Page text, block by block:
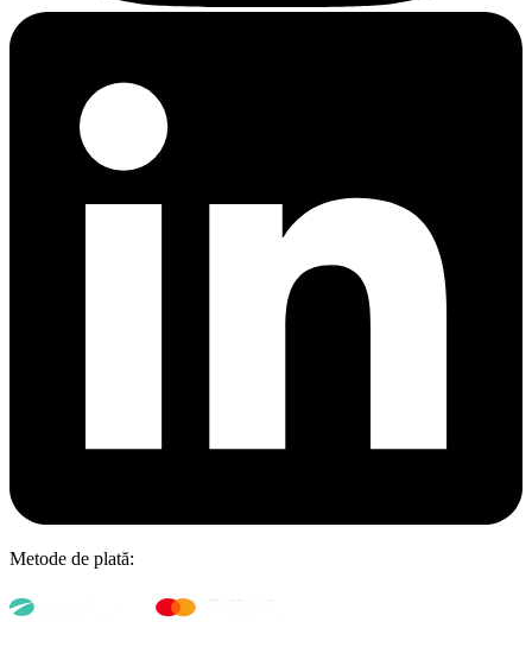
Metode de plată: